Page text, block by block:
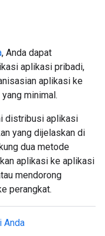
, Anda dapat
aplikasi pribadi,
aplikasi ke
minimal.
distribusi aplikasi
yang dijelaskan di
dua metode
aplikasi ke aplikasi
mendorong
perangkat.
Anda